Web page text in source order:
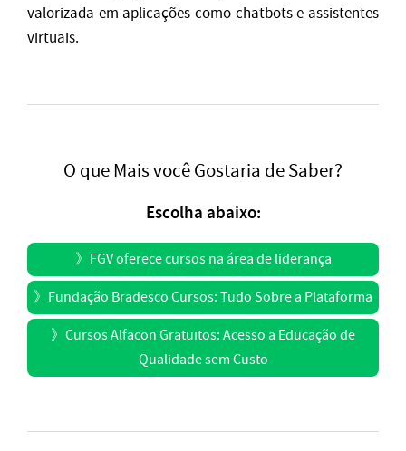
valorizada em aplicações como chatbots e assistentes
virtuais.
O que Mais você Gostaria de Saber?
Escolha abaixo:
》 FGV oferece cursos na área de liderança
》 Fundação Bradesco Cursos: Tudo Sobre a Plataforma
》 Cursos Alfacon Gratuitos: Acesso a Educação de
Qualidade sem Custo